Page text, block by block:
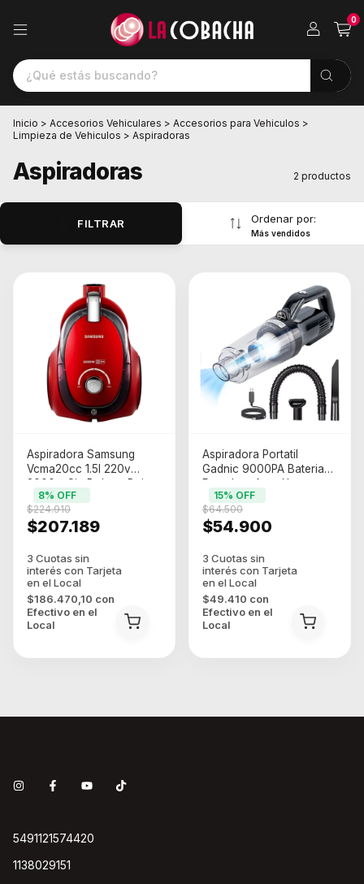
0
Inicio > Accesorios Vehiculares > Accesorios para Vehiculos >
Limpieza de Vehiculos > Aspiradoras
Aspiradoras 2 productos
FILTRAR Ordenar por:
Más vendidos
Aspiradora Samsung
Vcma20cc 1.5l 220v
2000w Sin Bolsa - Rojo
$207.189
$224.910
8% OFF
$186.470,10 con
Efectivo en el
Local
Aspiradora Portatil
Gadnic 9000PA Bateria
Duradera Auto Hogar
(asp00032 )
$54.900
$64.500
15% OFF
$49.410 con
Efectivo en el
Local
5491121574420
1138029151